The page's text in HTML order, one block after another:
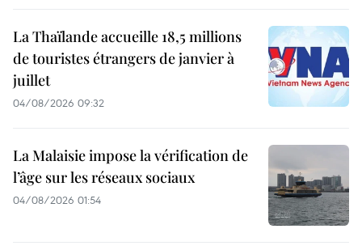
La Thaïlande accueille 18,5 millions
de touristes étrangers de janvier à
juillet
04/08/2026 09:32
La Malaisie impose la vérification de
l’âge sur les réseaux sociaux
04/08/2026 01:54